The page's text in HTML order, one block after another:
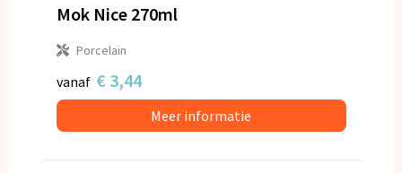
Mok Nice 270ml
Porcelain
vanaf € 3,44
Meer informatie